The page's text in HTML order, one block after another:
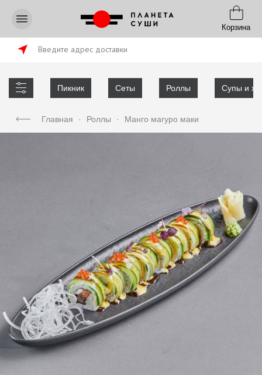
Корзина
Введите адрес доставки
Пикник Сеты Роллы Супы и
Главная · Роллы · Манго магуро маки